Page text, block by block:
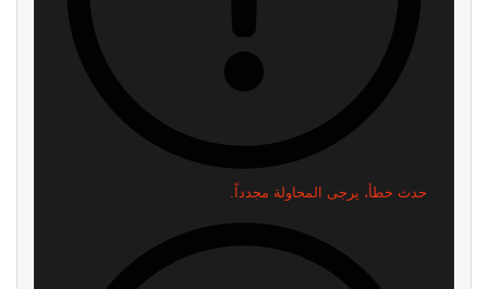
حدث خطأ، يرجى المحاولة مجدداً.